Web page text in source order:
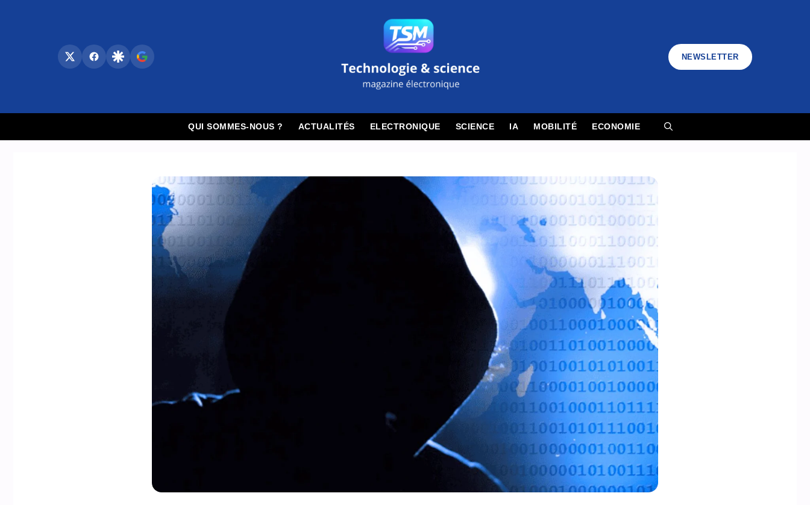
NEWSLETTER
QUI SOMMES-NOUS ? ACTUALITÉS ELECTRONIQUE SCIENCE IA MOBILITÉ ECONOMIE